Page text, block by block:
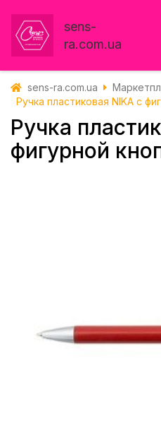
sens-
ra.com.ua
sens-ra.com.ua
Ручка пластиковая NIKA с
Ручка
фигурной